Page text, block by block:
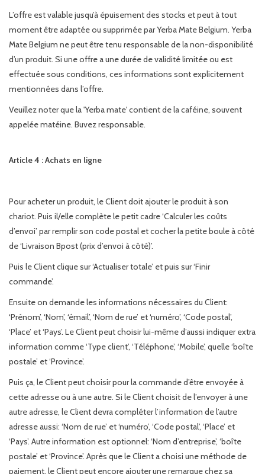
L’offre est valable jusqu’à épuisement des stocks et peut à tout
moment être adaptée ou supprimée par Yerba Mate Belgium. Yerba
Mate Belgium ne peut être tenu responsable de la non-disponibilité
d’un produit. Si une offre a une durée de validité limitée ou est
effectuée sous conditions, ces informations sont explicitement
mentionnées dans l’offre.
Veuillez noter que la 'Yerba mate' contient de la caféine, souvent
appelée matéine. Buvez responsable.
Article 4 : Achats en ligne
Pour acheter un produit, le Client doit ajouter le produit à son
chariot. Puis il/elle complète le petit cadre ‘Calculer les coûts
d’envoi’ par remplir son code postal et cocher la petite boule à côté
de ‘Livraison Bpost (prix d’envoi à côté)’.
Puis le Client clique sur ‘Actualiser totale’ et puis sur ‘Finir
commande’.
Ensuite on demande les informations nécessaires du Client:
‘Prénom’, ‘Nom’, ‘émail’, ‘Nom de rue’ et ‘numéro’, ‘Code postal’,
‘Place’ et ‘Pays’. Le Client peut choisir lui-même d’aussi indiquer extra
information comme ‘Type client’, ‘Téléphone’, ‘Mobile’, quelle ‘boîte
postale’ et ‘Province’.
Puis ça, le Client peut choisir pour la commande d’être envoyée à
cette adresse ou à une autre. Si le Client choisit de l’envoyer à une
autre adresse, le Client devra compléter l’information de l’autre
adresse aussi: ‘Nom de rue’ et ‘numéro’, ‘Code postal’, ‘Place’ et
‘Pays’. Autre information est optionnel: ‘Nom d’entreprise’, ‘boîte
postale’ et ‘Province’. Après que le Client a choisi une méthode de
paiement, le Client peut encore ajouter une remarque chez sa